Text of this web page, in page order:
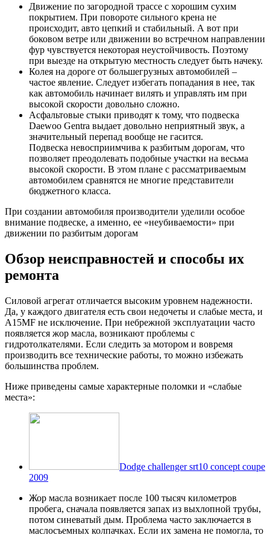
Движение по загородной трассе с хорошим сухим
покрытием. При повороте сильного крена не
происходит, авто цепкий и стабильный. А вот при
боковом ветре или движении во встречном направлении
фур чувствуется некоторая неустойчивость. Поэтому
при выезде на открытую местность следует быть начеку.
Колея на дороге от большегрузных автомобилей –
частое явление. Следует избегать попадания в нее, так
как автомобиль начинает вилять и управлять им при
высокой скорости довольно сложно.
Асфальтовые стыки приводят к тому, что подвеска
Daewoo Gentra выдает довольно неприятный звук, а
значительный перепад вообще не гасится.
Подвеска невосприимчива к разбитым дорогам, что
позволяет преодолевать подобные участки на весьма
высокой скорости. В этом плане с рассматриваемым
автомобилем сравнятся не многие представители
бюджетного класса.
При создании автомобиля производители уделили особое
внимание подвеске, а именно, ее «неубиваемости» при
движении по разбитым дорогам
Обзор неисправностей и способы их
ремонта
Силовой агрегат отличается высоким уровнем надежности.
Да, у каждого двигателя есть свои недочеты и слабые места, и
A15MF не исключение. При небрежной эксплуатации часто
появляется жор масла, возникают проблемы с
гидротолкателями. Если следить за мотором и вовремя
производить все технические работы, то можно избежать
большинства проблем.
Ниже приведены самые характерные поломки и «слабые
места»:
Dodge challenger srt10 concept coupe
2009
Жор масла возникает после 100 тысяч километров
пробега, сначала появляется запах из выхлопной трубы,
потом синеватый дым. Проблема часто заключается в
маслосъемных колпачках. Если их замена не помогла, то